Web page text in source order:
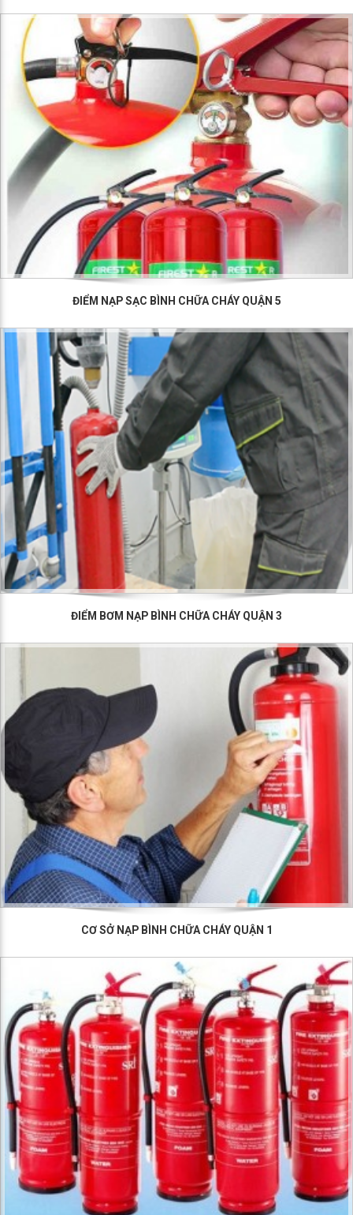
ĐIỂM NẠP SẠC BÌNH CHỮA CHÁY QUẬN 5
ĐIỂM BƠM NẠP BÌNH CHỮA CHÁY QUẬN 3
CƠ SỞ NẠP BÌNH CHỮA CHÁY QUẬN 1